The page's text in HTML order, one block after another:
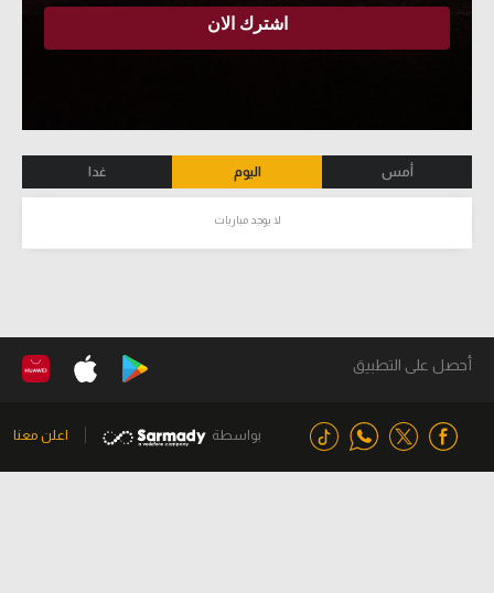
أمس اليوم غدا
لا يوجد مباريات
أحصل على التطبيق
بواسطة اعلن معنا